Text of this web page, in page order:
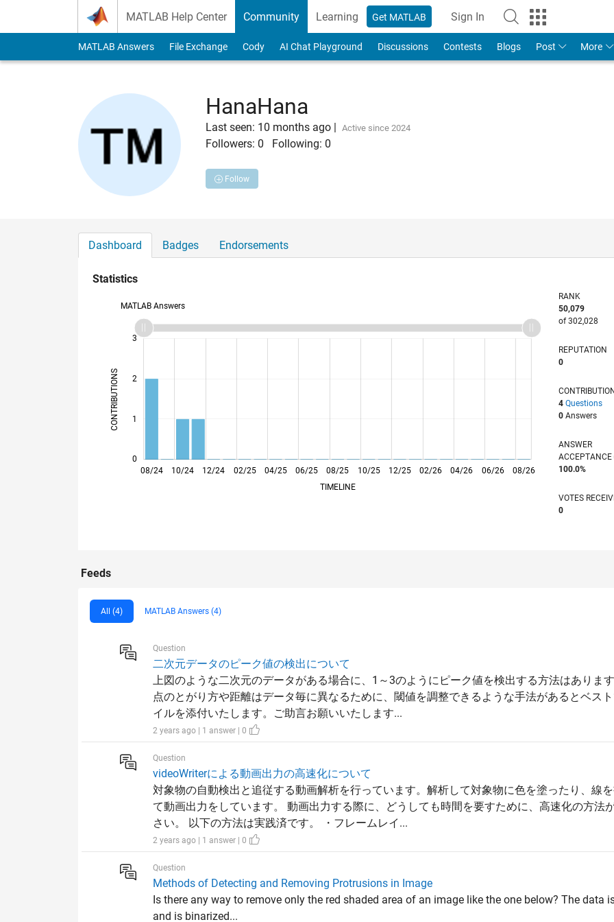
MATLAB Help Center Community Learning Get MATLAB Sign In
MATLAB Answers File Exchange Cody AI Chat Playground Discussions Contests Blogs Post More
HanaHana
Last seen: 10 months ago | Active since 2024
Followers: 0 Following: 0
Follow
Dashboard Badges Endorsements
Statistics
MATLAB Answers
CONTRIBUTIONS
0
1
2
3
L
08/24 10/24 12/24 02/25 04/25 06/25 08/25 10/25 12/25 02/26 04/26 06/26
08/26
TIMELINE
RANK
50,079
of 302,028
REPUTATION
0
4 Questions
0 Answers
ANSWER
ACCEPTANCE
100.0%
VOTES
0
Feeds
All (4) MATLAB Answers (4)
Question
二次元データのピーク値の検出について
上図のような二次元のデータがある場合に、1～3のようにピーク値を検出する方法はありま
点のとがり方や距離はデータ毎に異なるために、閾値を調整できるような手法があるとベス
イルを添付いたします。ご助言お願いいたします...
2 years ago | 1 answer | 0
Question
videoWriterによる動画出力の高速化について
対象物の自動検出と追従する動画解析を行っています。解析して対象物に色を塗ったり、線
て動画出力をしています。 動画出力する際に、どうしても時間を要すために、高速化の方法
さい。 以下の方法は実践済です。 ・フレームレイ...
2 years ago | 1 answer | 0
Question
Methods of Detecting and Removing Protrusions in Image
Is there any way to remove only the red shaded area of an image like the one below? The data
and is binarized...